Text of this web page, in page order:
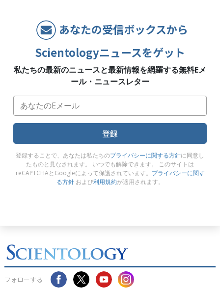
あなたの受信ボックスから
Scientologyニュースをゲット
私たちの最新のニュースと最新情報を網羅する無料Eメ
ール・ニュースレター
登録
登録することで、あなたは私たちのプライバシーに関する方針に同意し
たものと見なされます。 いつでも解除できます。 このサイトは
reCAPTCHAとGoogleによって保護されています。 プライバシーに関す
る方針 および利用規約が適用されます。
フォローする